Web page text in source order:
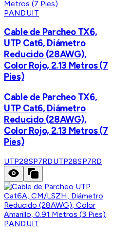
PANDUIT
Cable de Parcheo TX6,
UTP Cat6, Diámetro
Reducido (28AWG),
Color Rojo, 2.13 Metros (7
Pies)
Cable de Parcheo TX6,
UTP Cat6, Diámetro
Reducido (28AWG),
Color Rojo, 2.13 Metros (7
Pies)
UTP28SP7RDUTP28SP7RD
PANDUIT